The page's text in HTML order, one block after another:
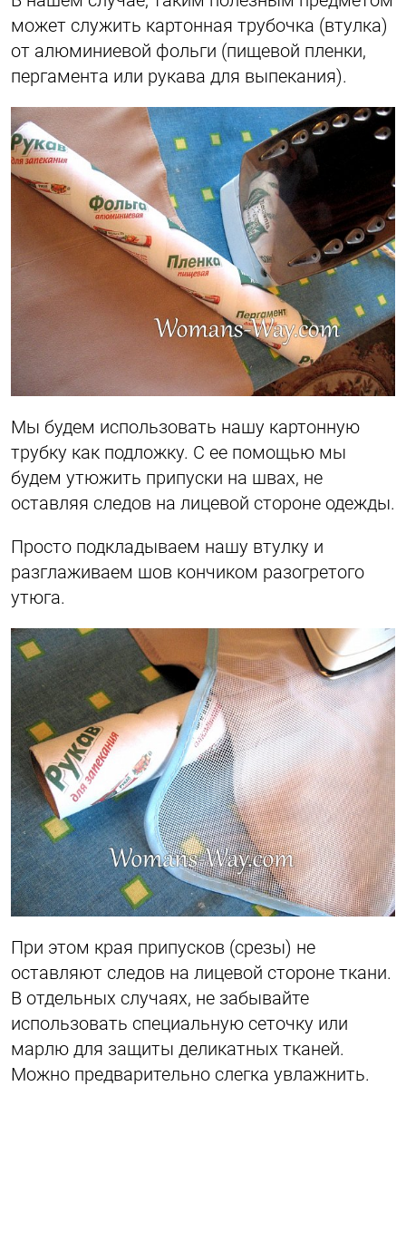
может служить картонная трубочка (втулка)
от алюминиевой фольги (пищевой пленки,
пергамента или рукава для выпекания).
Мы будем использовать нашу картонную
трубку как подложку. С ее помощью мы
будем утюжить припуски на швах, не
оставляя следов на лицевой стороне одежды.
Просто подкладываем нашу втулку и
разглаживаем шов кончиком разогретого
утюга.
При этом края припусков (срезы) не
оставляют следов на лицевой стороне ткани.
В отдельных случаях, не забывайте
использовать специальную сеточку или
марлю для защиты деликатных тканей.
Можно предварительно слегка увлажнить.